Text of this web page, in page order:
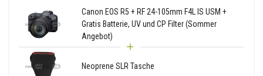
Canon EOS R5 + RF 24-105mm F4L IS USM +
Gratis Batterie, UV und CP Filter (Sommer
Angebot)
Neoprene SLR Tasche